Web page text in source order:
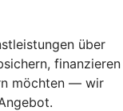
über
finanzieren
möchten — wir